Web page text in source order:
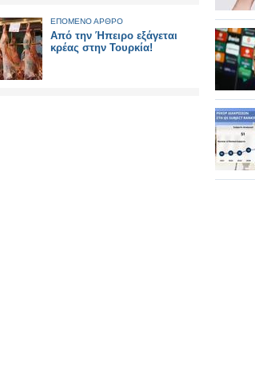
ΕΠΟΜΕΝΟ ΑΡΘΡΟ
Από την Ήπειρο εξάγεται
κρέας στην Τουρκία!